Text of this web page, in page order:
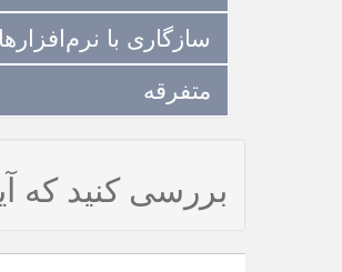
سازگاری با
متفرقه
بررسی کنید که